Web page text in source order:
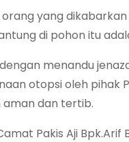
yang
di pohon itu
menandu
otopsi oleh pihak
dan tertib.
Pakis Aji Bpk.Arif